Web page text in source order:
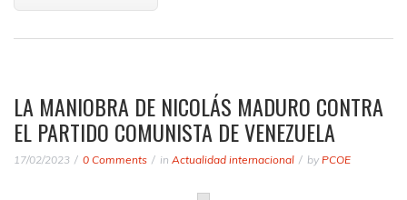
LA MANIOBRA DE NICOLÁS MADURO CONTRA
EL PARTIDO COMUNISTA DE VENEZUELA
17/02/2023 0 Comments in Actualidad internacional by PCOE